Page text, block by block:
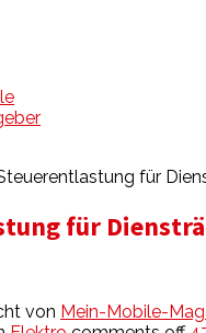
für
für
von Mein-Mobile-